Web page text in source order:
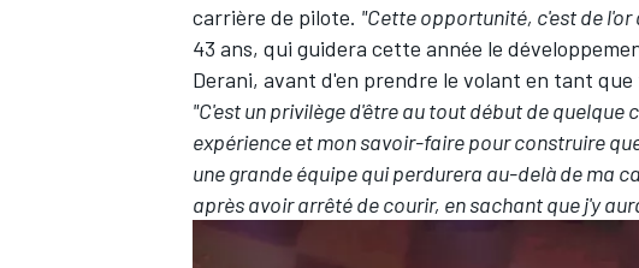
carrière de pilote. "Cette opportunité, c'est de
43 ans, qui guidera cette année le
Derani, avant d'en prendre le volant en tant
"C'est un privilège d'être au tout début de
expérience et mon savoir-faire pour construire
une grande équipe qui perdurera au-delà de ma
après avoir arrêté de courir, en sachant que j'y